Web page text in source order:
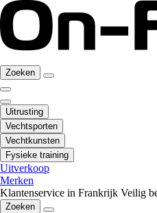
Zoeken
Uitrusting
Vechtsporten
Vechtkunsten
Fysieke training
Uitverkoop
Merken
Klantenservice in Frankrijk Veilig
Zoeken